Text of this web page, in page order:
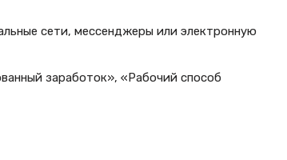
сети, мессенджеры или электронную
заработок», «Рабочий способ